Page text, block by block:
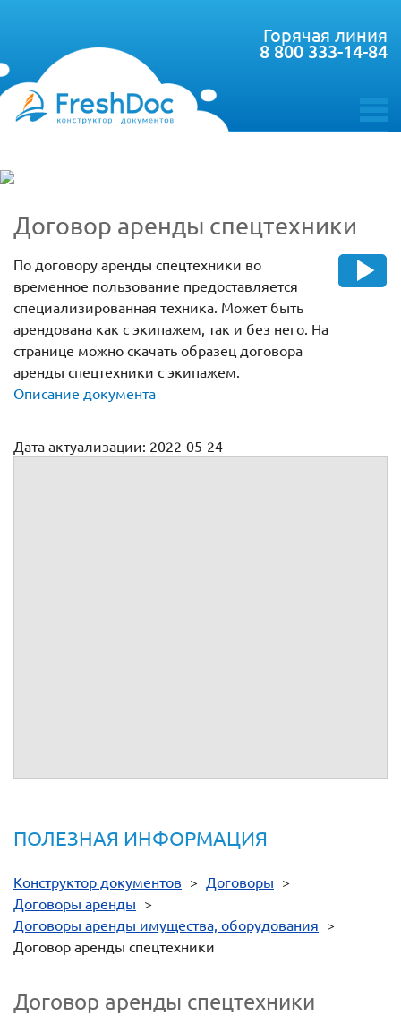
toggle
Горячая линия
8 800 333-14-84
Договор аренды спецтехники
По договору аренды спецтехники во
временное пользование предоставляется
специализированная техника. Может быть
арендована как с экипажем, так и без него. На
странице можно скачать образец договора
аренды спецтехники с экипажем.
Описание документа
Дата актуализации: 2022-05-24
ПОЛЕЗНАЯ ИНФОРМАЦИЯ
Конструктор документов > Договоры >
Договоры аренды >
Договоры аренды имущества, оборудования >
Договор аренды спецтехники
Договор аренды спецтехники